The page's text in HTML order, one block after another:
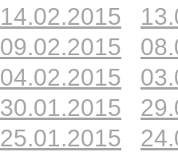
14.02.2015
09.02.2015
04.02.2015
30.01.2015
25.01.2015